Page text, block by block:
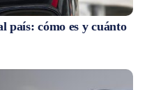
país: cómo es y cuánto